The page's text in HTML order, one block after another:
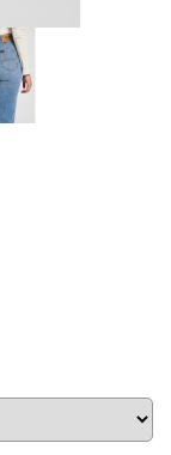
Таблица размеров